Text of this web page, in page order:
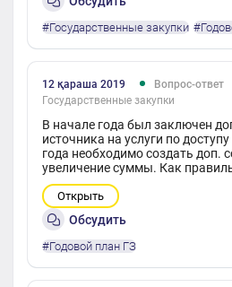
#Государственные закупки
12 қараша 2019
Вопрос-ответ
Государственные закупки
В начале года был заключен
источника на услуги по
года необходимо создать доп.
увеличение суммы. Как
Открыть
Обсудить
#Годовой план ГЗ